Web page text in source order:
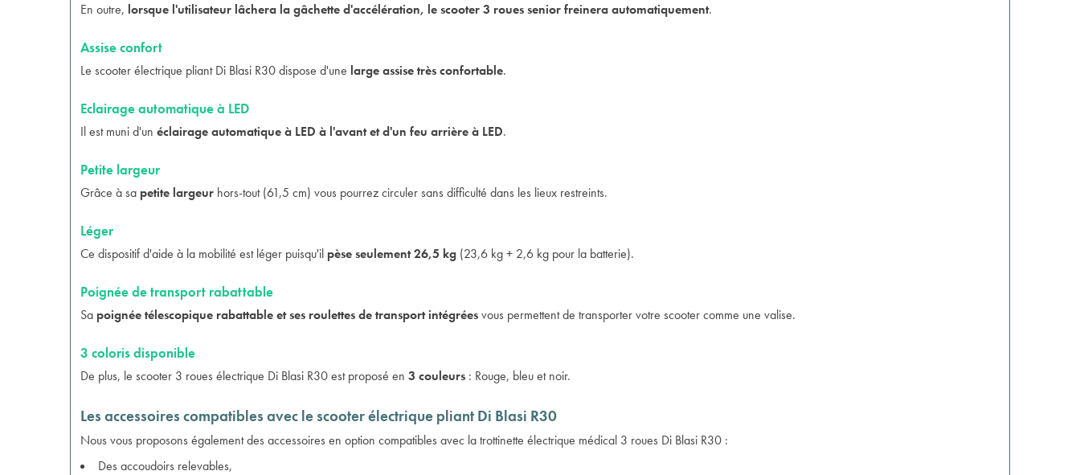
En outre, lorsque l'utilisateur lâchera la gâchette d'accélération, le scooter 3 roues senior freinera automatiquement.
Assise confort
Le scooter électrique pliant Di Blasi R30 dispose d'une large assise très confortable.
Eclairage automatique à LED
Il est muni d'un éclairage automatique à LED à l'avant et d'un feu arrière à LED.
Petite largeur
Grâce à sa petite largeur hors-tout (61,5 cm) vous pourrez circuler sans difficulté dans les lieux restreints.
Léger
Ce dispositif d'aide à la mobilité est léger puisqu'il pèse seulement 26,5 kg (23,6 kg + 2,6 kg pour la batterie).
Poignée de transport rabattable
Sa poignée télescopique rabattable et ses roulettes de transport intégréesvous permettent de transporter votre scooter comme une valise.
3 coloris disponible
De plus, le scooter 3 roues électrique Di Blasi R30 est proposé en 3 couleurs : Rouge, bleu et noir.
Les accessoires compatibles avec le scooter électrique pliant Di Blasi R30
Nous vous proposons également des accessoires en option compatibles avec latrottinette électrique médical 3 roues Di Blasi R30 :
Des accoudoirs relevables,